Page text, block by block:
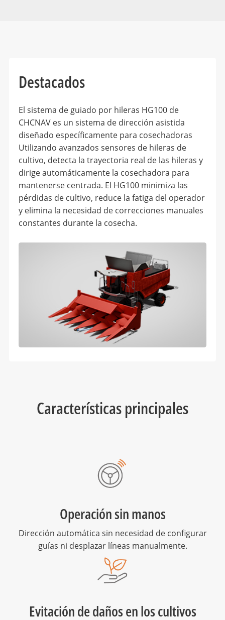
Destacados
El sistema de guiado por hileras HG100 de
CHCNAV es un sistema de dirección asistida
diseñado específicamente para cosechadoras
Utilizando avanzados sensores de hileras de
cultivo, detecta la trayectoria real de las hileras y
dirige automáticamente la cosechadora para
mantenerse centrada. El HG100 minimiza las
pérdidas de cultivo, reduce la fatiga del operador
y elimina la necesidad de correcciones manuales
constantes durante la cosecha.
Características principales
Operación sin manos
Dirección automática sin necesidad de configurar
guías ni desplazar líneas manualmente.
Evitación de daños en los cultivos